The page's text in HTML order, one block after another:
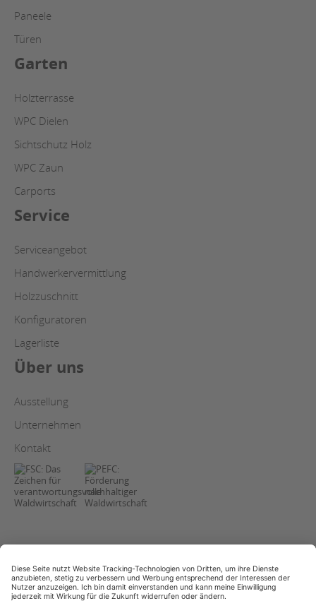
Paneele
Türen
Garten
Holzterrasse
WPC Dielen
Sichtschutz Holz
WPC Zaun
Carports
Service
Serviceangebot
Handwerkervermittlung
Holzzuschnitt
Konfiguratoren
Lagerliste
Über uns
Ausstellung
Unternehmen
Kontakt